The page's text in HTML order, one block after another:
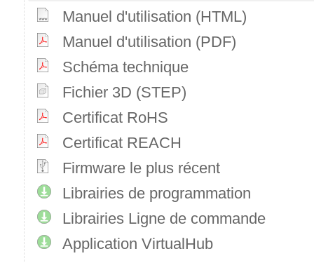
Manuel d'utilisation (HTML)
Manuel d'utilisation (PDF)
Schéma technique
Fichier 3D (STEP)
Certificat RoHS
Certificat REACH
Firmware le plus récent
Librairies de programmation
Librairies Ligne de commande
Application VirtualHub